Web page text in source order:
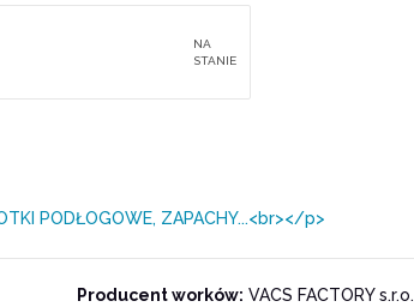
NA
STANIE
PODŁOGOWE, ZAPACHY...<br></p>
Producent worków: VACS FACTORY s.r.o.